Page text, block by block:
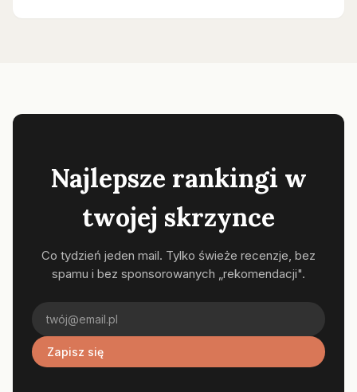
Najlepsze rankingi w
twojej skrzynce
Co tydzień jeden mail. Tylko świeże recenzje, bez
spamu i bez sponsorowanych „rekomendacji".
Zapisz się